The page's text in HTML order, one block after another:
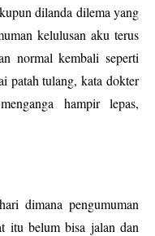
dilanda dilema yang
kelulusan aku terus
normal kembali seperti
patah tulang, kata dokter
hampir lepas,
dimana pengumuman
itu belum bisa jalan dan